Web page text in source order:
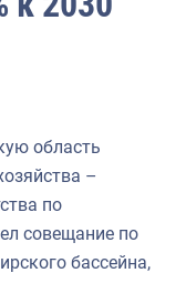
область
–
по
совещание по
бассейна,